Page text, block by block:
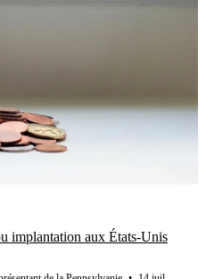
implantation aux États-Unis